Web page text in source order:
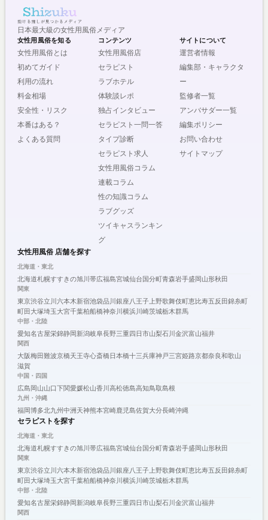
日本最大級の女性用風俗メディア
女性用風俗を知る
女性用風俗とは
初めてガイド
利用の流れ
料金相場
安全性・リスク
本番はある？
よくある質問
コンテンツ
女性用風俗店
セラピスト
ラブホテル
体験談レポ
独占インタビュー
セラピスト一問一答
タイプ診断
セラピスト求人
女性用風俗コラム
連載コラム
性の知識コラム
ラブグッズ
ツイキャスランキン
グ
サイトについて
運営者情報
編集部・キャラクタ
ー
監修者一覧
アンバサダー一覧
編集ポリシー
お問い合わせ
サイトマップ
女性用風俗 店舗を探す
北海道・東北
北海道札幌すすきの旭川 帯広福島宮城仙台 国分町青森岩手盛岡山形秋田
関東
東京渋谷立川 六本木新宿池袋品川 銀座八王子上野歌舞伎町恵比寿五反田錦糸町
町田大塚埼玉大宮千葉柏船橋神奈川 横浜川崎茨城栃木群馬
中部・北陸
愛知名古屋栄錦静岡新潟岐阜長野三重四日市山梨石川 金沢富山福井
関西
大阪梅田難波京橋天王寺心斎橋日本橋十三兵庫神戸三宮姫路京都奈良和歌山
滋賀
中国・四国
広島 岡山山口下関愛媛松山香川 高松徳島高知鳥取島根
九州・沖縄
福岡博多北九州中洲 天神熊本宮崎鹿児島佐賀大分長崎沖縄
セラピストを探す
北海道・東北
北海道札幌すすきの旭川 帯広福島宮城仙台 国分町青森岩手盛岡山形秋田
関東
東京渋谷立川 六本木新宿池袋品川 銀座八王子上野歌舞伎町恵比寿五反田錦糸町
町田大塚埼玉大宮千葉柏船橋神奈川 横浜川崎茨城栃木群馬
中部・北陸
愛知名古屋栄錦静岡新潟岐阜長野三重四日市山梨石川 金沢富山福井
関西